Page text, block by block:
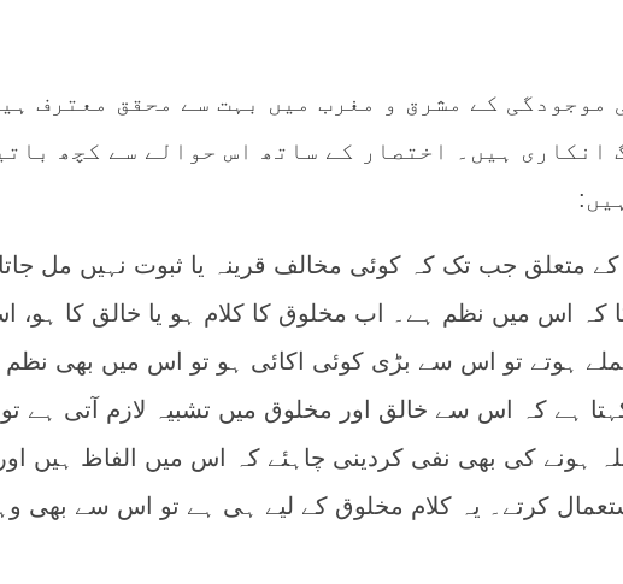
موجودگی کے مشرق و مغرب میں بہت سے محقق معترف
انکاری ہیں۔ اختصار کے ساتھ اس حوالے سے کچھ
متعلق جب تک کہ کوئی مخالف قرینہ یا ثبوت نہیں مل
کہ اس میں نظم ہے۔ اب مخلوق کا کلام ہو یا خالق کا ہو،
ہوتے تو اس سے بڑی کوئی اکائی ہو تو اس میں بھی نظم
ہے کہ اس سے خالق اور مخلوق میں تشبیہ لازم آتی ہے
ہونے کی بھی نفی کردینی چاہئے کہ اس میں الفاظ ہیں اور
کرتے۔ یہ کلام مخلوق کے لیے ہی ہے تو اس سے بھی